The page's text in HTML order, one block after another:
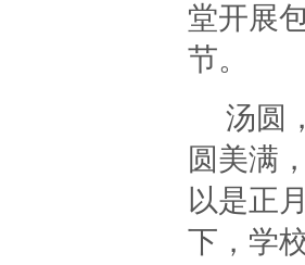
堂开展
节。
汤圆
圆美满
以是正
下，学